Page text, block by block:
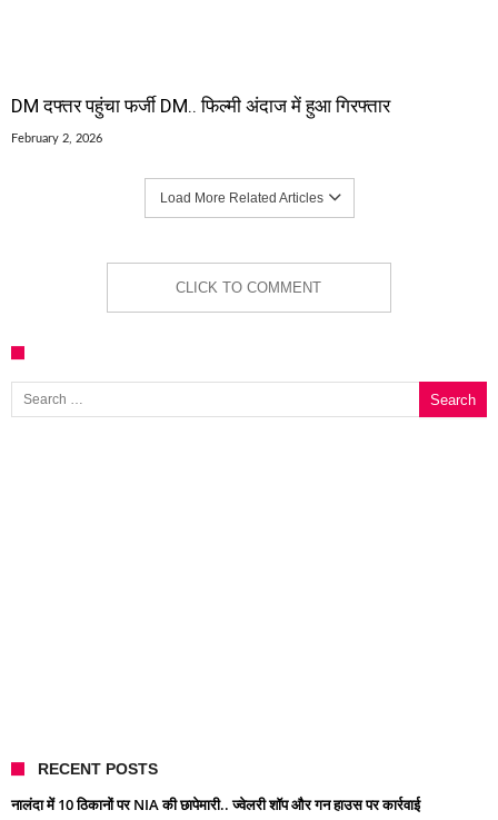
DM दफ्तर पहुंचा फर्जी DM.. फिल्मी अंदाज में हुआ गिरफ्तार
February 2, 2026
Load More Related Articles
CLICK TO COMMENT
Search for:
RECENT POSTS
नालंदा में 10 ठिकानों पर NIA की छापेमारी.. ज्वेलरी शॉप और गन हाउस पर कार्रवाई